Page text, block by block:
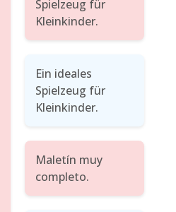
Spielzeug für
Kleinkinder.
Ein ideales
Spielzeug für
Kleinkinder.
Maletín muy
completo.